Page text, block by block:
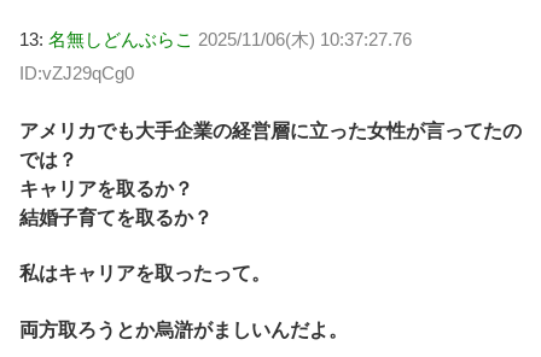
13: 名無しどんぶらこ 2025/11/06(木) 10:37:27.76
ID:vZJ29qCg0
アメリカでも大手企業の経営層に立った女性が言ってたの
では？
キャリアを取るか？
結婚子育てを取るか？
私はキャリアを取ったって。
両方取ろうとか烏滸がましいんだよ。